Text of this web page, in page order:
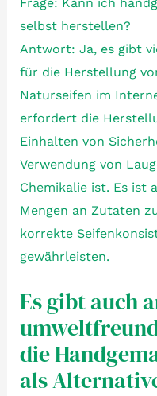
selbst herstellen?
Antwort: Ja, es gibt
für die Herstellung
Naturseifen im
erfordert die
Einhalten von
Verwendung von
Chemikalie ist. Es ist
Mengen an Zutaten
korrekte
gewährleisten.
Es gibt auch
die
als